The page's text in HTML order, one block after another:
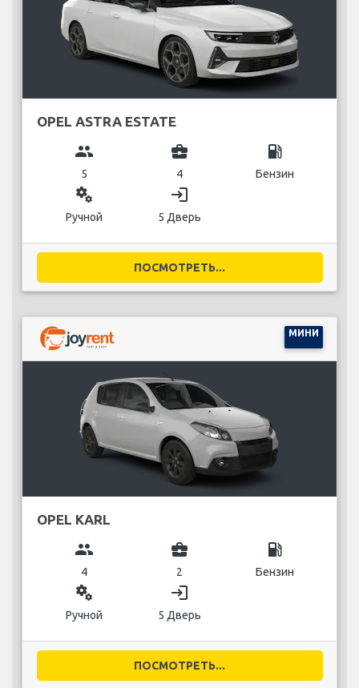
OPEL ASTRA ESTATE
group
5
business_center
4
local_gas_station
Бензин
miscellaneous_services
Ручной
login
5 Дверь
ПОСМОТРЕТЬ...
МИНИ
OPEL KARL
group
4
business_center
2
local_gas_station
Бензин
miscellaneous_services
Ручной
login
5 Дверь
ПОСМОТРЕТЬ...